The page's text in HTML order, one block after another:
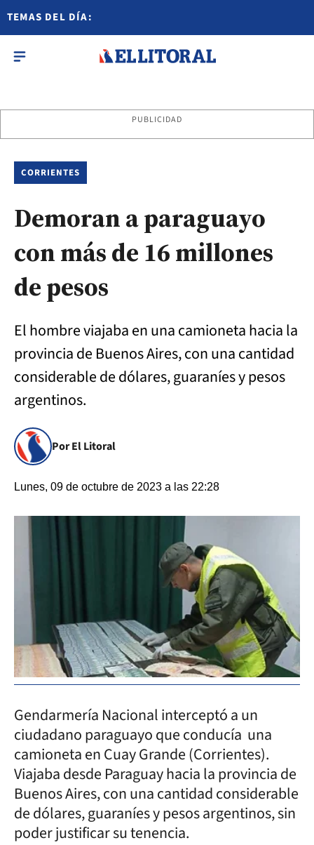
TEMAS DEL DÍA:
PUBLICIDAD
CORRIENTES
Demoran a paraguayo
con más de 16 millones
de pesos
El hombre viajaba en una camioneta hacia la
provincia de Buenos Aires, con una cantidad
considerable de dólares, guaraníes y pesos
argentinos.
Por El Litoral
Lunes, 09 de octubre de 2023 a las 22:28
Gendarmería Nacional interceptó a un
ciudadano paraguayo que conducía una
camioneta en Cuay Grande (Corrientes).
Viajaba desde Paraguay hacia la provincia de
Buenos Aires, con una cantidad considerable
de dólares, guaraníes y pesos argentinos, sin
poder justificar su tenencia.